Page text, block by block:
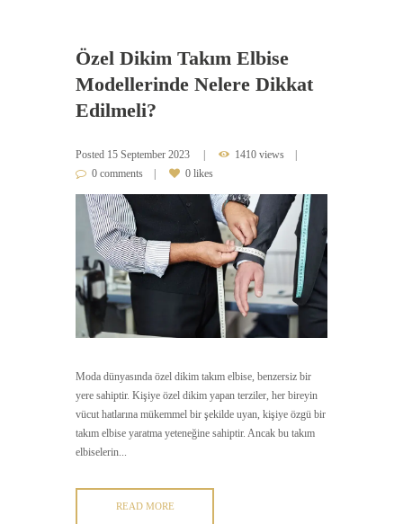
Özel Dikim Takım Elbise
Modellerinde Nelere Dikkat
Edilmeli?
Posted 15 September 2023
1410 views
0 comments
0 likes
Moda dünyasında özel dikim takım elbise, benzersiz bir
yere sahiptir. Kişiye özel dikim yapan terziler, her bireyin
vücut hatlarına mükemmel bir şekilde uyan, kişiye özgü bir
takım elbise yaratma yeteneğine sahiptir. Ancak bu takım
elbiselerin...
READ MORE